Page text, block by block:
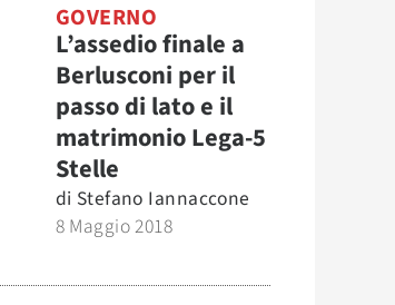
GOVERNO
L’assedio finale a
Berlusconi per il
passo di lato e il
matrimonio Lega-5
Stelle
di Stefano Iannaccone
8 Maggio 2018